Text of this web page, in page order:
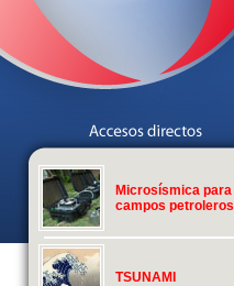
Microsísmica para
campos petroleros
TSUNAMI